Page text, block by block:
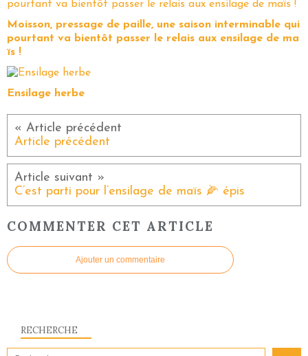
Moisson, pressage de paille, une saison interminable qui
pourtant va bientôt passer le relais aux ensilage de ma
ïs !
Ensilage herbe
Article précédent
C’est parti pour l’ensilage de maïs 🌽 épis
COMMENTER CET ARTICLE
Ajouter un commentaire
RECHERCHE